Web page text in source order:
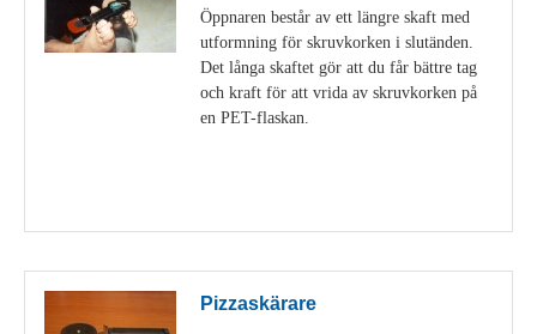
Öppnaren består av ett längre skaft med
utformning för skruvkorken i slutänden.
Det långa skaftet gör att du får bättre tag
och kraft för att vrida av skruvkorken på
en PET-flaskan.
Pizzaskärare